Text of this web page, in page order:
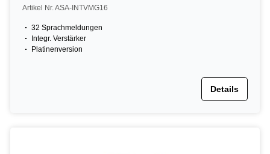
Artikel Nr. ASA-INTVMG16
32 Sprachmeldungen
Integr. Verstärker
Platinenversion
Details